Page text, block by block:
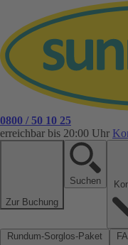
0800 / 50 10 25
erreichbar bis 20:00 Uhr
Zur Buchung
Suchen